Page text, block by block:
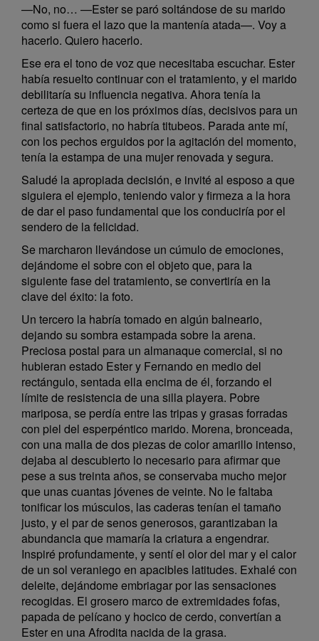
—No, no… —Ester se paró soltándose de su marido
como si fuera el lazo que la mantenía atada—. Voy a
hacerlo. Quiero hacerlo.
Ese era el tono de voz que necesitaba escuchar. Ester
había resuelto continuar con el tratamiento, y el marido
debilitaría su influencia negativa. Ahora tenía la
certeza de que en los próximos días, decisivos para un
final satisfactorio, no habría titubeos. Parada ante mí,
con los pechos erguidos por la agitación del momento,
tenía la estampa de una mujer renovada y segura.
Saludé la apropiada decisión, e invité al esposo a que
siguiera el ejemplo, teniendo valor y firmeza a la hora
de dar el paso fundamental que los conduciría por el
sendero de la felicidad.
Se marcharon llevándose un cúmulo de emociones,
dejándome el sobre con el objeto que, para la
siguiente fase del tratamiento, se convertiría en la
clave del éxito: la foto.
Un tercero la habría tomado en algún balneario,
dejando su sombra estampada sobre la arena.
Preciosa postal para un almanaque comercial, si no
hubieran estado Ester y Fernando en medio del
rectángulo, sentada ella encima de él, forzando el
límite de resistencia de una silla playera. Pobre
mariposa, se perdía entre las tripas y grasas forradas
con piel del esperpéntico marido. Morena, bronceada,
con una malla de dos piezas de color amarillo intenso,
dejaba al descubierto lo necesario para afirmar que
pese a sus treinta años, se conservaba mucho mejor
que unas cuantas jóvenes de veinte. No le faltaba
tonificar los músculos, las caderas tenían el tamaño
justo, y el par de senos generosos, garantizaban la
abundancia que mamaría la criatura a engendrar.
Inspiré profundamente, y sentí el olor del mar y el calor
de un sol veraniego en apacibles latitudes. Exhalé con
deleite, dejándome embriagar por las sensaciones
recogidas. El grosero marco de extremidades fofas,
papada de pelícano y hocico de cerdo, convertían a
Ester en una Afrodita nacida de la grasa.